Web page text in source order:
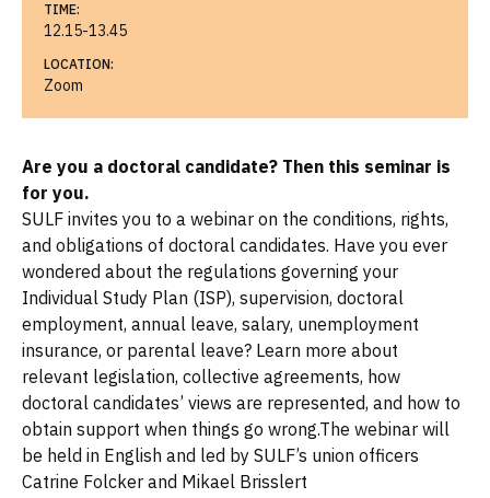
Are you a doctoral candidate? Then this seminar is
for you.
SULF invites you to a webinar on the conditions, rights,
and obligations of doctoral candidates. Have you ever
wondered about the regulations governing your
Individual Study Plan (ISP), supervision, doctoral
employment, annual leave, salary, unemployment
insurance, or parental leave? Learn more about
relevant legislation, collective agreements, how
doctoral candidates’ views are represented, and how to
obtain support when things go wrong.The webinar will
be held in English and led by SULF’s union officers
Catrine Folcker and Mikael Brisslert
TIME:
12.15-13.45
LOCATION:
Zoom